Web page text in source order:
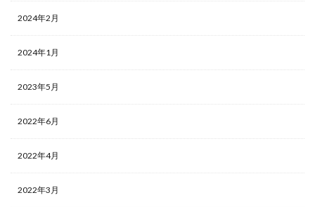
2024年2月
2024年1月
2023年5月
2022年6月
2022年4月
2022年3月